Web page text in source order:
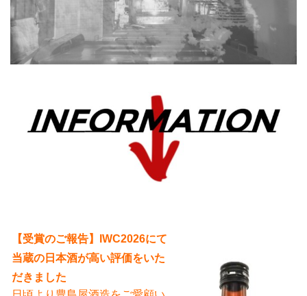
【受賞のご報告】IWC2026にて
当蔵の日本酒が高い評価をいた
だきました